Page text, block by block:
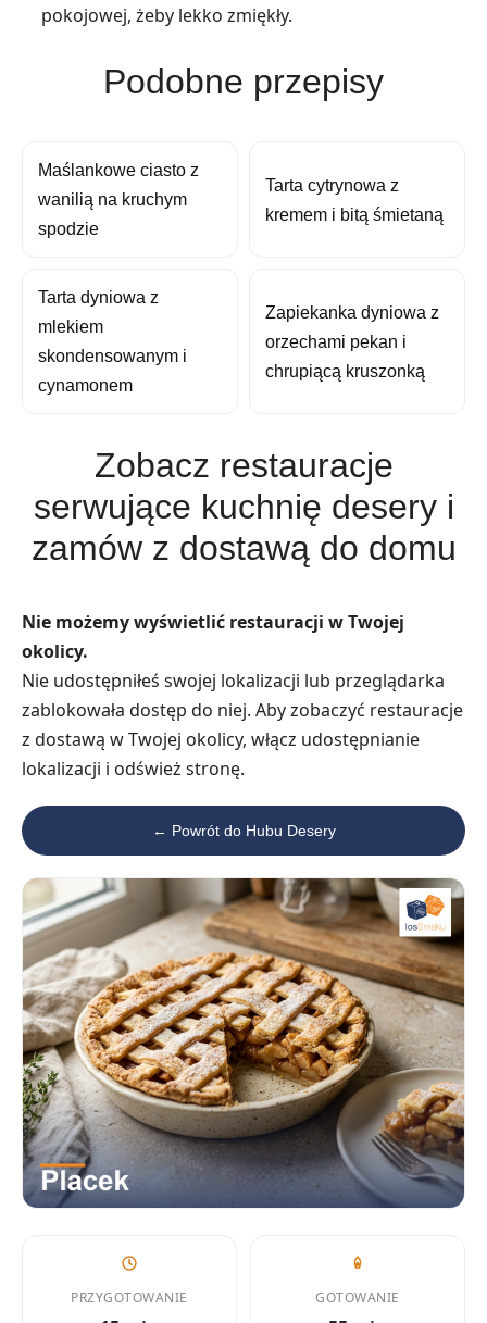
pokojowej, żeby lekko zmiękły.
Podobne przepisy
Maślankowe ciasto z
wanilią na kruchym
spodzie
Tarta cytrynowa z
kremem i bitą śmietaną
Tarta dyniowa z
mlekiem
skondensowanym i
cynamonem
Zapiekanka dyniowa z
orzechami pekan i
chrupiącą kruszonką
Zobacz restauracje
serwujące kuchnię desery i
zamów z dostawą do domu
Nie możemy wyświetlić restauracji w Twojej
okolicy.
Nie udostępniłeś swojej lokalizacji lub przeglądarka
zablokowała dostęp do niej. Aby zobaczyć restauracje
z dostawą w Twojej okolicy, włącz udostępnianie
lokalizacji i odśwież stronę.
← Powrót do Hubu Desery
PRZYGOTOWANIE GOTOWANIE